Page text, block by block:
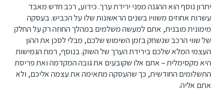
יתרון נוסף הוא ההגנה מפני ירידת ערך. כידוע, רכב חדש מאבד
עשרות אחוזים משוויו בשנים הראשונות שלו על הכביש. בעסקה
מימונית מובנית, אתם למעשה משלמים במהלך החוזה רק על החלק
של שווי הרכב שנשחק בזמן השימוש שלכם, מבלי לסכן את ההון
העצמי המלא שלכם בירידת הערך של השוק. בנוסף, רמת הגמישות
היא מקסימלית – אתם אלו שקובעים את גובה המקדמה ואת פריסת
התשלומים החודשית, כך שהעסקה מתאימה את עצמה אליכם, ולא
אתם אליה.